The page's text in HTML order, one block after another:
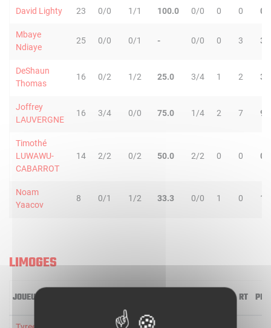
David Lighty 23 0/0 1/1 100.0 0/0 0 0 0
Mbaye
Ndiaye
25 0/0 0/1 - 0/0 0 3 3
DeShaun
Thomas
16 0/2 1/2 25.0 3/4 1 2 3
Joffrey
LAUVERGNE
16 3/4 0/0 75.0 1/4 2 7 9
Timothé
LUWAWU-
CABARROT
14 2/2 0/2 50.0 2/2 0 0 0
Noam
Yaacov
8 0/1 1/2 33.3 0/0 1 0 1
LIMOGES
JOUEUR RT PD